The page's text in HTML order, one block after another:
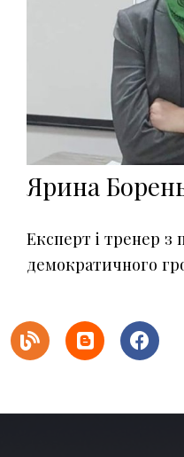
Ярина
Експерт і тренер з
демократичного